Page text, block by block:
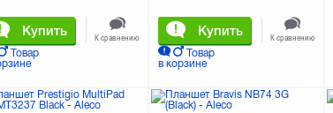
Купить
Товар
К сравнению
Купить
Товар
в корзине
К сравнению